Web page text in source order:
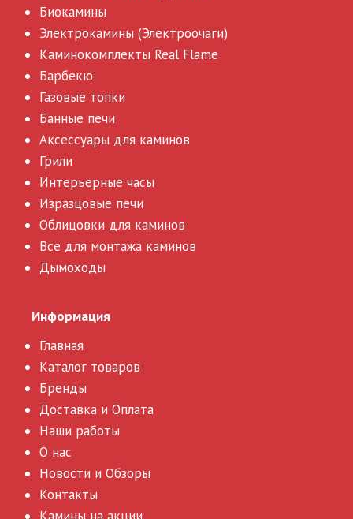
Биокамины
Электрокамины (Электроочаги)
Каминокомплекты Real Flame
Барбекю
Газовые топки
Банные печи
Аксессуары для каминов
Грили
Интерьерные часы
Изразцовые печи
Облицовки для каминов
Все для монтажа каминов
Дымоходы
Информация
Главная
Каталог товаров
Бренды
Доставка и Оплата
Наши работы
О нас
Новости и Обзоры
Контакты
Камины на акции